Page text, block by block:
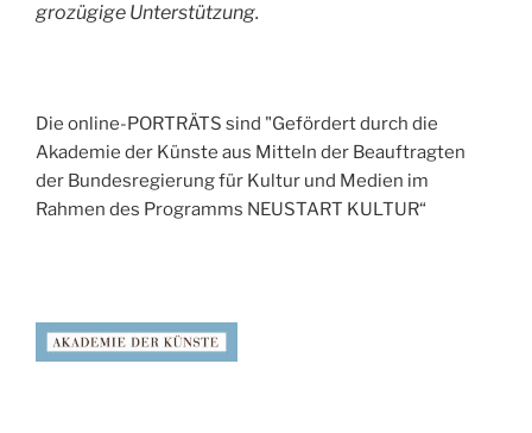
grozügige Unterstützung.
Die online-PORTRÄTS sind "Gefördert durch die
Akademie der Künste aus Mitteln der Beauftragten
der Bundesregierung für Kultur und Medien im
Rahmen des Programms NEUSTART KULTUR“